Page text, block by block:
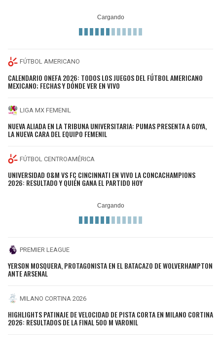
FÚTBOL AMERICANO
CALENDARIO ONEFA 2026: TODOS LOS JUEGOS DEL FÚTBOL AMERICANO
MEXICANO; FECHAS Y DÓNDE VER EN VIVO
LIGA MX FEMENIL
NUEVA ALIADA EN LA TRIBUNA UNIVERSITARIA: PUMAS PRESENTA A GOYA,
LA NUEVA CARA DEL EQUIPO FEMENIL
FÚTBOL CENTROAMÉRICA
UNIVERSIDAD O&M VS FC CINCINNATI EN VIVO LA CONCACHAMPIONS
2026: RESULTADO Y QUIÉN GANA EL PARTIDO HOY
PREMIER LEAGUE
YERSON MOSQUERA, PROTAGONISTA EN EL BATACAZO DE WOLVERHAMPTON
ANTE ARSENAL
MILANO CORTINA 2026
HIGHLIGHTS PATINAJE DE VELOCIDAD DE PISTA CORTA EN MILANO CORTINA
2026: RESULTADOS DE LA FINAL 500 M VARONIL